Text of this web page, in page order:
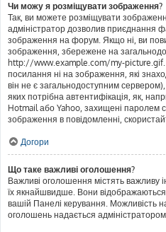
Чи можу я розміщувати зображення?
Так, ви можете розміщувати
адміністратор дозволив приєднання
зображення на форум. Якщо ні, ви
зображення, збережене на
http://www.example.com/my-
посилання ні на зображення, які
він не є загальнодоступним
яких потрібна автентифікація, як,
Hotmail або Yahoo, захищені паролем
зображення в повідомленні,
Догори
Що таке важливі оголошення?
Важливі оголошення містять важливу
їх якнайшвидше. Вони
вашій Панелі керування. Можливість
оголошень надається